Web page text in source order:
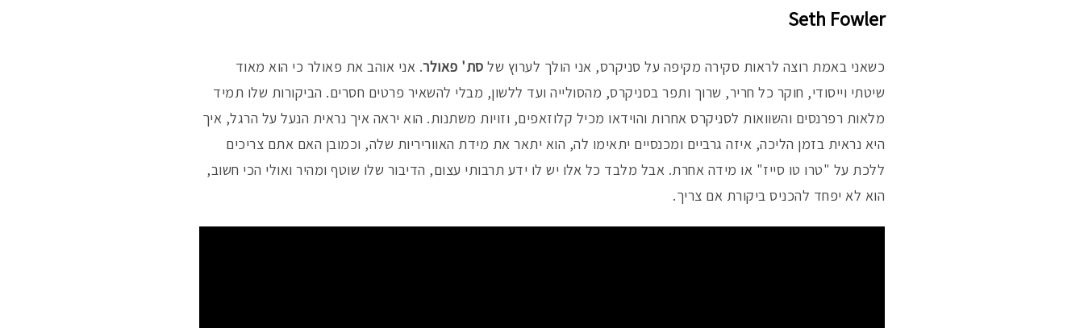
Seth Fowler
כשאני באמת רוצה לראות סקירה מקיפה על סניקרס, אני הולך לערוץ של סת' פאולר. אני אוהב את פאולר כי הוא מאוד
שיטתי וייסודי, חוקר כל חריר, שרוך ותפר בסניקרס, מהסולייה ועד ללשון, מבלי להשאיר פרטים חסרים. הביקורות שלו תמיד
מלאות רפרנסים והשוואות לסניקרס אחרות והוידאו מכיל קלוזאפים, וזויות משתנות. הוא יראה איך נראית הנעל על הרגל, איך
היא נראית בזמן הליכה, איזה גרביים ומכנסיים יתאימו לה, הוא יתאר את מידת האווריריות שלה, וכמובן האם אתם צריכים
ללכת על "טרו טו סייז" או מידה אחרת. אבל מלבד כל אלו יש לו ידע תרבותי עצום, הדיבור שלו שוטף ומהיר ואולי הכי חשוב,
הוא לא יפחד להכניס ביקורת אם צריך.